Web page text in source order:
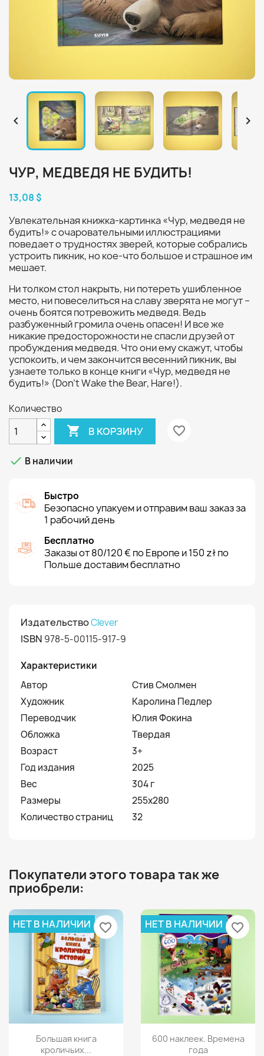
 
ЧУР, МЕДВЕДЯ НЕ БУДИТЬ!
13,08 $
Увлекательная книжка-картинка «Чур, медведя не
будить!» с очаровательными иллюстрациями
поведает о трудностях зверей, которые собрались
устроить пикник, но кое-что большое и страшное им
мешает.
Ни толком стол накрыть, ни потереть ушибленное
место, ни повеселиться на славу зверята не могут –
очень боятся потревожить медведя. Ведь
разбуженный громила очень опасен! И все же
никакие предосторожности не спасли друзей от
пробуждения медведя. Что они ему скажут, чтобы
успокоить, и чем закончится весенний пикник, вы
узнаете только в конце книги «Чур, медведя не
будить!» (Don’t Wake the Bear, Hare!).
Количество
 В КОРЗИНУ favorite_border
 В наличии
Быстро
Безопасно упакуем и отправим ваш заказ за
1 рабочий день
Бесплатно
Заказы от 80/120 € по Европе и 150 zł по
Польше доставим бесплатно
ИздательствоClever
ISBN 978-5-00115-917-9
Характеристики
Автор
Стив Смолмен
Художник
Каролина Педлер
Переводчик
Юлия Фокина
Обложка
Твердая
Возраст
3+
Год издания
2025
Вес
304 г
Размеры
255x280
Количество страниц
32
Покупатели этого товара так же
приобрели:
Просмотр
Большая книга
кроличьих...
НЕТ В НАЛИЧИИ favorite_border
Просмотр
600 наклеек. Времена
года
НЕТ В НАЛИЧИИ favorite_border